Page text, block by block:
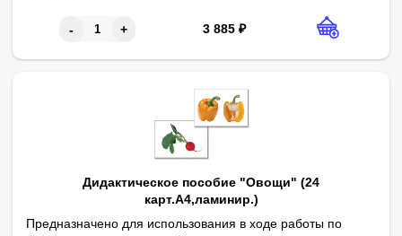
ламинированных пленкой. Сопровождается
методическими рекомендациями.
- + 3 885 ₽
Дидактическое пособие "Овощи" (24
карт.А4,ламинир.)
Предназначено для использования в ходе работы по